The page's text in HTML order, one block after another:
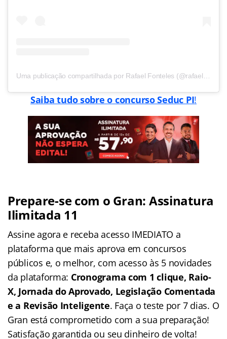
Uma publicação compartilhada por Rafael Fonteles (@rafael.fonteles)
Saiba tudo sobre o concurso Seduc PI!
Prepare-se com o Gran: Assinatura
Ilimitada 11
Assine agora e receba acesso IMEDIATO a
plataforma que mais aprova em concursos
públicos e, o melhor, com acesso às 5 novidades
da plataforma: Cronograma com 1 clique, Raio-
X, Jornada do Aprovado, Legislação Comentada
e a Revisão Inteligente. Faça o teste por 7 dias. O
Gran está comprometido com a sua preparação!
Satisfação garantida ou seu dinheiro de volta!